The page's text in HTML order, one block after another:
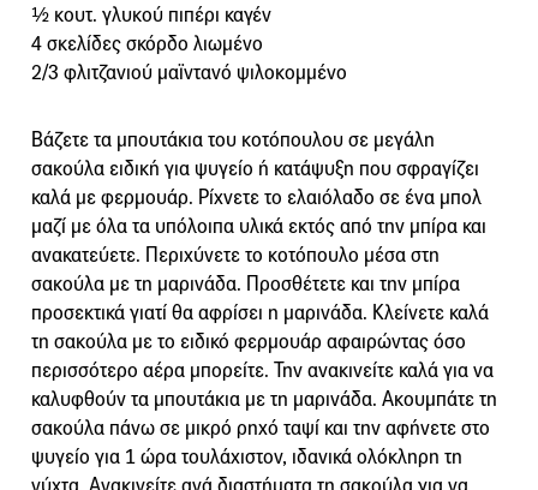
½ κουτ. γλυκού πιπέρι καγέν
4 σκελίδες σκόρδο λιωμένο
2/3 φλιτζανιού μαϊντανό ψιλοκομμένο
Βάζετε τα μπουτάκια του κοτόπουλου σε μεγάλη
σακούλα ειδική για ψυγείο ή κατάψυξη που σφραγίζει
καλά με φερμουάρ. Ρίχνετε το ελαιόλαδο σε ένα μπολ
μαζί με όλα τα υπόλοιπα υλικά εκτός από την μπίρα και
ανακατεύετε. Περιχύνετε το κοτόπουλο μέσα στη
σακούλα με τη μαρινάδα. Προσθέτετε και την μπίρα
προσεκτικά γιατί θα αφρίσει η μαρινάδα. Κλείνετε καλά
τη σακούλα με το ειδικό φερμουάρ αφαιρώντας όσο
περισσότερο αέρα μπορείτε. Την ανακινείτε καλά για να
καλυφθούν τα μπουτάκια με τη μαρινάδα. Ακουμπάτε τη
σακούλα πάνω σε μικρό ρηχό ταψί και την αφήνετε στο
ψυγείο για 1 ώρα τουλάχιστον, ιδανικά ολόκληρη τη